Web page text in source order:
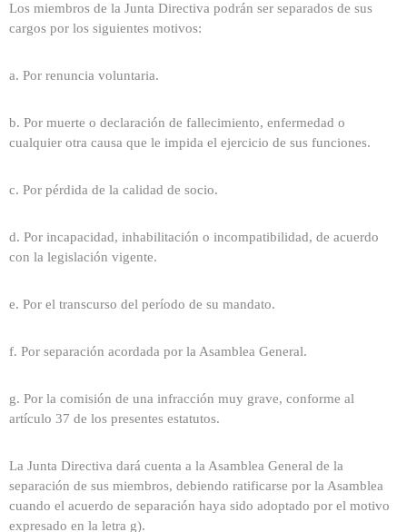
Los miembros de la Junta Directiva podrán ser separados de sus
cargos por los siguientes motivos:
a. Por renuncia voluntaria.
b. Por muerte o declaración de fallecimiento, enfermedad o
cualquier otra causa que le impida el ejercicio de sus funciones.
c. Por pérdida de la calidad de socio.
d. Por incapacidad, inhabilitación o incompatibilidad, de acuerdo
con la legislación vigente.
e. Por el transcurso del período de su mandato.
f. Por separación acordada por la Asamblea General.
g. Por la comisión de una infracción muy grave, conforme al
artículo 37 de los presentes estatutos.
La Junta Directiva dará cuenta a la Asamblea General de la
separación de sus miembros, debiendo ratificarse por la Asamblea
cuando el acuerdo de separación haya sido adoptado por el motivo
expresado en la letra g).